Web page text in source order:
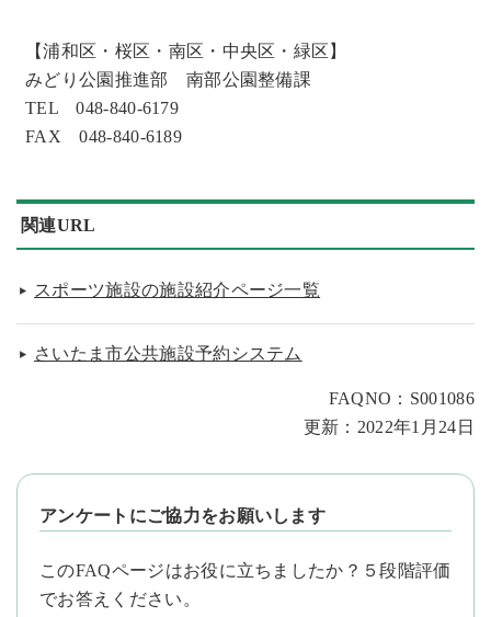
【浦和区・桜区・南区・中央区・緑区】
みどり公園推進部 南部公園整備課
TEL 048-840-6179
FAX 048-840-6189
関連URL
スポーツ施設の施設紹介ページ一覧
さいたま市公共施設予約システム
FAQNO：S001086
更新：2022年1月24日
アンケートにご協力をお願いします
このFAQページはお役に立ちましたか？５段階評価
でお答えください。